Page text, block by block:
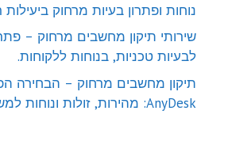
נוחות ופתרון בעיות מרחוק
שירותי תיקון מחשבים מרחוק –
לבעיות טכניות, בנוחות ללקוחות.
תיקון מחשבים מרחוק – הבחירה
AnyDesk: מהירות, זולות ונוחות למשתמשים